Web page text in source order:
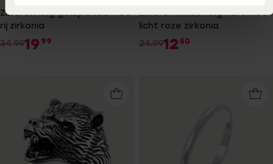
Zilveren ring goldplated met
rij zirkonia
34.9919 99
Zilveren kinderring hart met
licht roze zirkonia
24.9912 50